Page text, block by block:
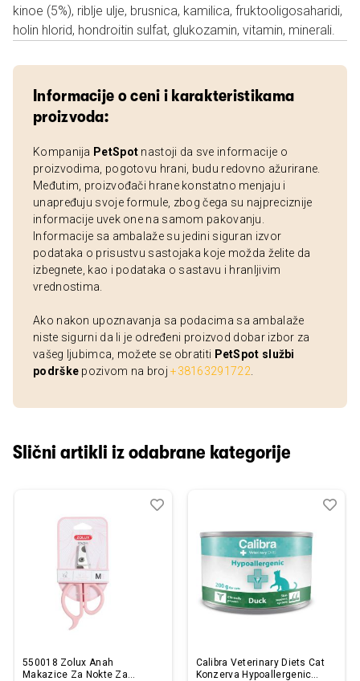
kinoe (5%), riblje ulje, brusnica, kamilica, fruktooligosaharidi,
holin hlorid, hondroitin sulfat, glukozamin, vitamin, minerali.
Informacije o ceni i karakteristikama
proizvoda:
Kompanija PetSpot nastoji da sve informacije o
proizvodima, pogotovu hrani, budu redovno ažurirane.
Međutim, proizvođači hrane konstatno menjaju i
unapređuju svoje formule, zbog čega su najpreciznije
informacije uvek one na samom pakovanju.
Informacije sa ambalaže su jedini siguran izvor
podataka o prisustvu sastojaka koje možda želite da
izbegnete, kao i podataka o sastavu i hranljivim
vrednostima.
Ako nakon upoznavanja sa podacima sa ambalaže
niste sigurni da li je određeni proizvod dobar izbor za
vašeg ljubimca, možete se obratiti PetSpot službi
podrške pozivom na broj+38163291722
Slični artikli iz odabrane kategorije
550018 Zolux Anah
Makazice Za Nokte Za
Dodaj
Uporedi
Calibra Veterinary Diets Cat
Konzerva Hypoallergenic